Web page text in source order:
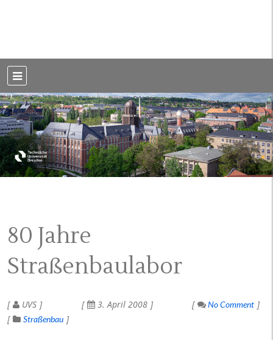
Dresden
80 Jahre
Straßenbaulabor
UVS 3. April 2008
No Comment
Straßenbau